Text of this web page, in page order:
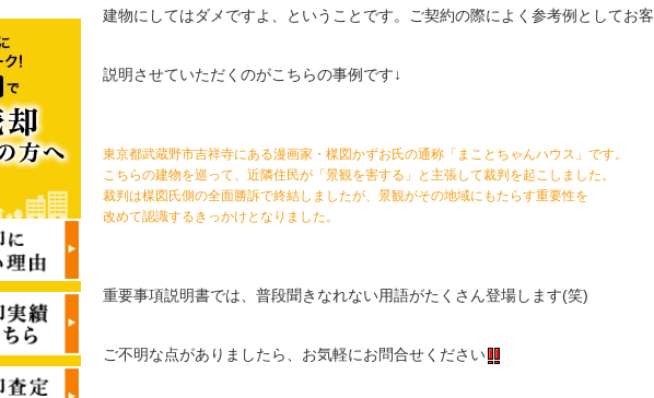
建物にしてはダメですよ、ということです。ご契約の際によく参考例としてお
説明させていただくのがこちらの事例です↓
東京都武蔵野市吉祥寺にある漫画家・楳図かずお氏の通称「まことちゃんハウス」です。
こちらの建物を巡って、近隣住民が「景観を害する」と主張して裁判を起こしました。
裁判は楳図氏側の全面勝訴で終結しましたが、景観がその地域にもたらす重要性を
改めて認識するきっかけとなりました。
重要事項説明書では、普段聞きなれない用語がたくさん登場します(笑)
ご不明な点がありましたら、お気軽にお問合せください